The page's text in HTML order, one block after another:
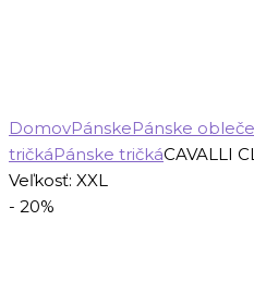
DomovPánskePánske
tričkáPánske tričkáCAVALLI
Veľkosť: XXL
- 20%